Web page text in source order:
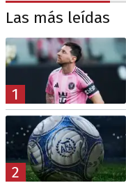
Las más leídas
1
2